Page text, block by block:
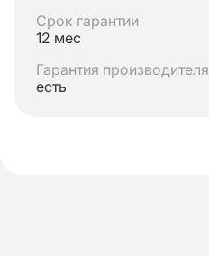
Срок гарантии
12 мес
Гарантия производителя
есть